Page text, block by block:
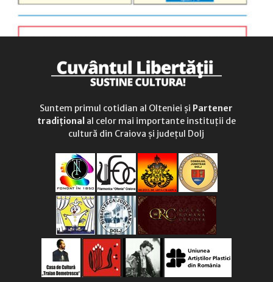
Suntem primul cotidian al Olteniei și Partener
tradițional al celor mai importante instituții de
cultură din Craiova și județul Dolj